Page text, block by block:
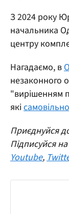
З 2024 року
начальника
центру
Нагадаємо, в
незаконного
"вирішенням
які
Приєднуйся
Підписуйся
Youtube,